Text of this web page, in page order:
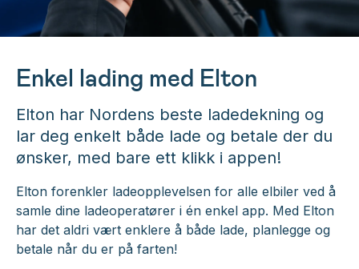
Enkel lading med Elton
Elton har Nordens beste ladedekning og
lar deg enkelt både lade og betale der du
ønsker, med bare ett klikk i appen!
Elton forenkler ladeopplevelsen for alle elbiler ved å
samle dine ladeoperatører i én enkel app. Med Elton
har det aldri vært enklere å både lade, planlegge og
betale når du er på farten!